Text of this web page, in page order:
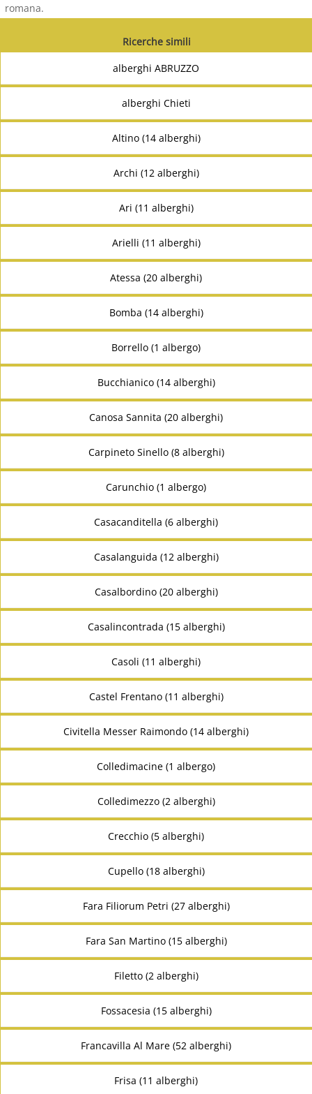
romana.
Ricerche simili
alberghi ABRUZZO
alberghi Chieti
Altino (14 alberghi)
Archi (12 alberghi)
Ari (11 alberghi)
Arielli (11 alberghi)
Atessa (20 alberghi)
Bomba (14 alberghi)
Borrello (1 albergo)
Bucchianico (14 alberghi)
Canosa Sannita (20 alberghi)
Carpineto Sinello (8 alberghi)
Carunchio (1 albergo)
Casacanditella (6 alberghi)
Casalanguida (12 alberghi)
Casalbordino (20 alberghi)
Casalincontrada (15 alberghi)
Casoli (11 alberghi)
Castel Frentano (11 alberghi)
Civitella Messer Raimondo (14 alberghi)
Colledimacine (1 albergo)
Colledimezzo (2 alberghi)
Crecchio (5 alberghi)
Cupello (18 alberghi)
Fara Filiorum Petri (27 alberghi)
Fara San Martino (15 alberghi)
Filetto (2 alberghi)
Fossacesia (15 alberghi)
Francavilla Al Mare (52 alberghi)
Frisa (11 alberghi)